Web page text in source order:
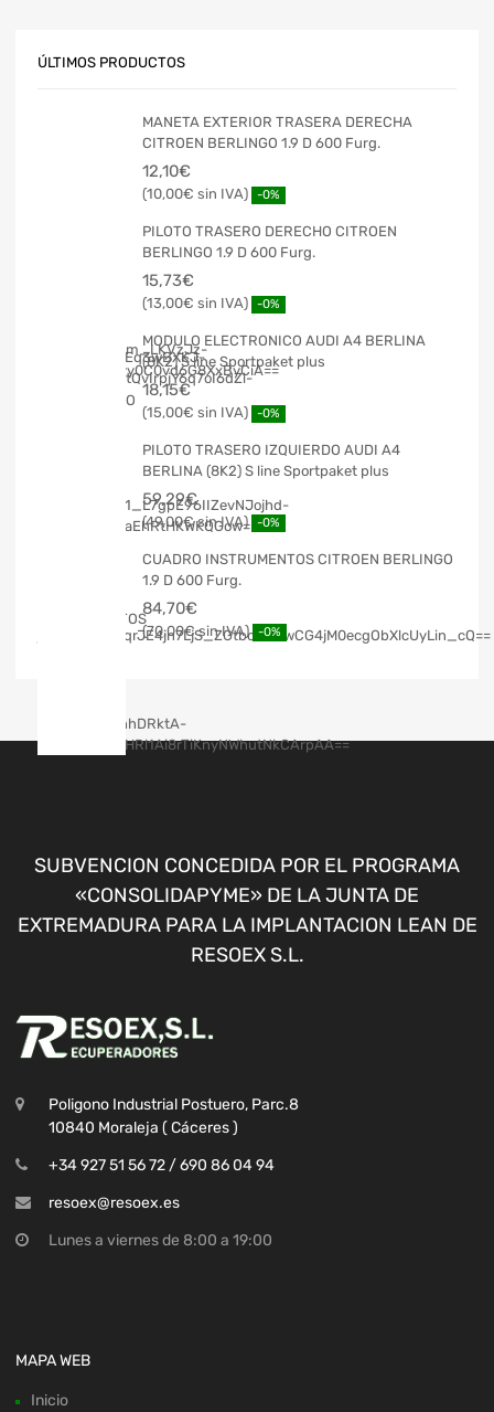
ÚLTIMOS PRODUCTOS
MANETA EXTERIOR TRASERA DERECHA
CITROEN BERLINGO 1.9 D 600 Furg.
12,10€
10,00€ -0%
PILOTO TRASERO DERECHO CITROEN
BERLINGO 1.9 D 600 Furg.
15,73€
13,00€ -0%
MODULO ELECTRONICO AUDI A4 BERLINA
(8K2) S line Sportpaket plus
18,15€
15,00€ -0%
PILOTO TRASERO IZQUIERDO AUDI A4
BERLINA (8K2) S line Sportpaket plus
59,29€
49,00€ -0%
CUADRO INSTRUMENTOS CITROEN BERLINGO
1.9 D 600 Furg.
84,70€
70,00€ -0%
SUBVENCION CONCEDIDA POR EL PROGRAMA
«CONSOLIDAPYME» DE LA JUNTA DE
EXTREMADURA PARA LA IMPLANTACION LEAN DE
RESOEX S.L.
Poligono Industrial Postuero, Parc.8
10840 Moraleja ( Cáceres )
+34 927 51 56 72 / 690 86 04 94
resoex@resoex.es
Lunes a viernes de 8:00 a 19:00
MAPA WEB
Inicio